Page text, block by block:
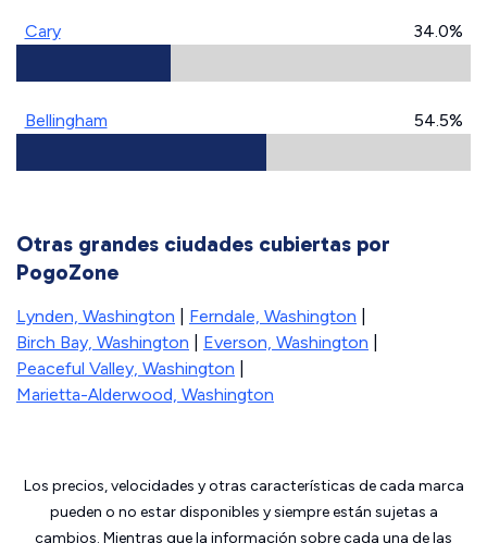
Cary 34.0%
Bellingham 54.5%
Otras grandes ciudades cubiertas por
PogoZone
Lynden, Washington Ferndale, Washington
Birch Bay, Washington
Everson, Washington
Peaceful Valley, Washington
Marietta-Alderwood, Washington
Los precios, velocidades y otras características de cada marca
pueden o no estar disponibles y siempre están sujetas a
cambios. Mientras que la información sobre cada una de las